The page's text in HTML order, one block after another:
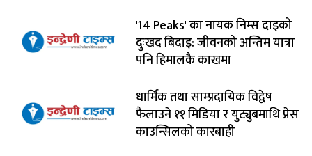
'14 Peaks' का नायक निम्स दाइको
दुःखद बिदाइ: जीवनको अन्तिम यात्रा
पनि हिमालकै काखमा
धार्मिक तथा साम्प्रदायिक विद्वेष
फैलाउने ११ मिडिया र युट्युबमाथि प्रेस
काउन्सिलको कारबाही